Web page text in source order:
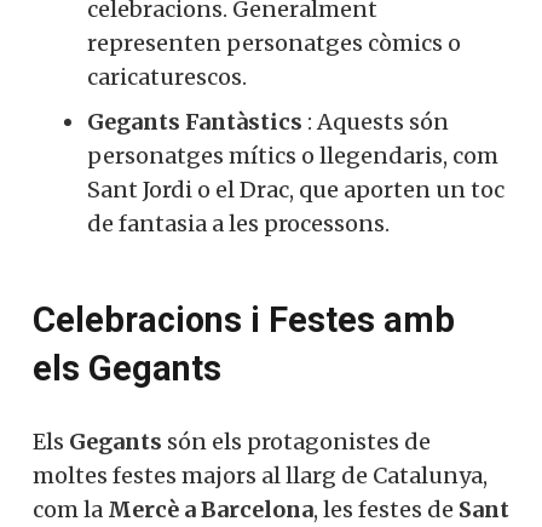
celebracions. Generalment
representen personatges còmics o
caricaturescos.
Gegants Fantàstics : Aquests són
personatges mítics o llegendaris, com
Sant Jordi o el Drac, que aporten un toc
de fantasia a les processons.
Celebracions i Festes amb
els Gegants
Els Gegants són els protagonistes de
moltes festes majors al llarg de Catalunya,
com la Mercè a Barcelona, ​​les festes de Sant